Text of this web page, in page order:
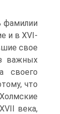
фамилии
и в XVI-
свое
важных
своего
что
века,